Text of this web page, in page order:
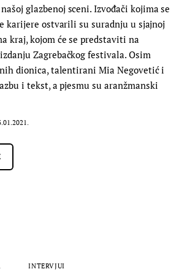
glazbenoj sceni. Izvođači kojima se
karijere ostvarili su suradnju u sjajnoj
kraj, kojom će se predstaviti na
Zagrebačkog festivala. Osim
dionica, talentirani Mia Negovetić i
i tekst, a pjesmu su aranžmanski
INTERVJUI